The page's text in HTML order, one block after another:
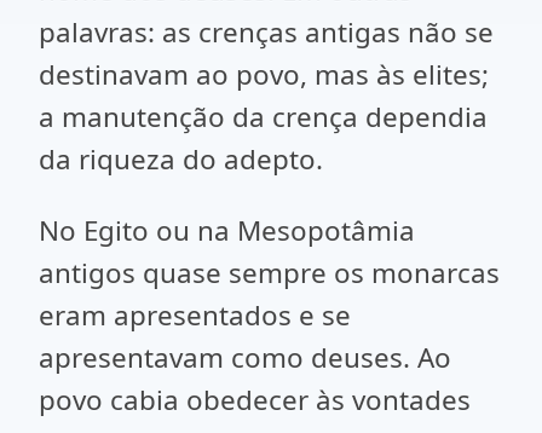
palavras: as crenças antigas não se
destinavam ao povo, mas às elites;
a manutenção da crença dependia
da riqueza do adepto.
No Egito ou na Mesopotâmia
antigos quase sempre os monarcas
eram apresentados e se
apresentavam como deuses. Ao
povo cabia obedecer às vontades